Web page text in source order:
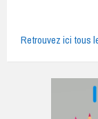
Retrouvez ici tous